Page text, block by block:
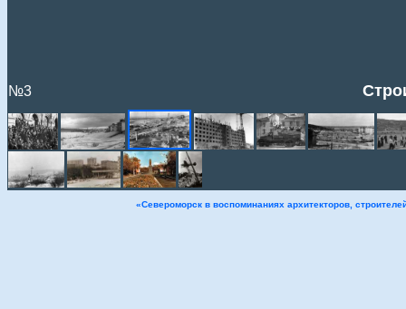
№3
«Североморск в воспоминаниях архитекторов,